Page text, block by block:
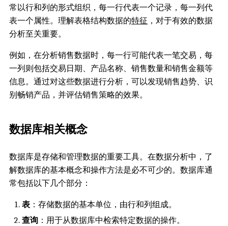
常以行和列的形式组织，每一行代表一个记录，每一列代
表一个属性。理解表格结构数据的特征 ，对于有效的数据
分析至关重要。
例如，在分析销售数据时，每一行可能代表一笔交易，每
一列则包括交易日期、产品名称、销售数量和销售金额等
信息。通过对这些数据进行分析，可以发现销售趋势、识
别畅销产品，并评估销售策略的效果。
数据库相关概念
数据库是存储和管理数据的重要工具。在数据分析中，了
解数据库的基本概念和操作方法是必不可少的。数据库通
常包括以下几个部分：
表 ：存储数据的基本单位，由行和列组成。
查询 ：用于从数据库中检索特定数据的操作。